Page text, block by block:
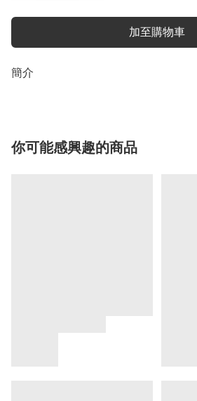
加至購物車
簡介
你可能感興趣的商品